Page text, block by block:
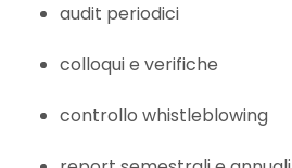
audit periodici
colloqui e verifiche
controllo whistleblowing